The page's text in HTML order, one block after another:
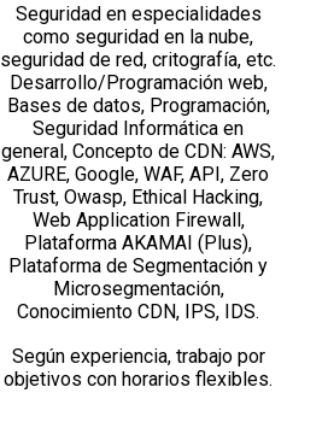
Seguridad en especialidades
como seguridad en la nube,
seguridad de red, critografía, etc.
Desarrollo/Programación web,
Bases de datos, Programación,
Seguridad Informática en
general, Concepto de CDN: AWS,
AZURE, Google, WAF, API, Zero
Trust, Owasp, Ethical Hacking,
Web Application Firewall,
Plataforma AKAMAI (Plus),
Plataforma de Segmentación y
Microsegmentación,
Conocimiento CDN, IPS, IDS.
Según experiencia, trabajo por
objetivos con horarios flexibles.